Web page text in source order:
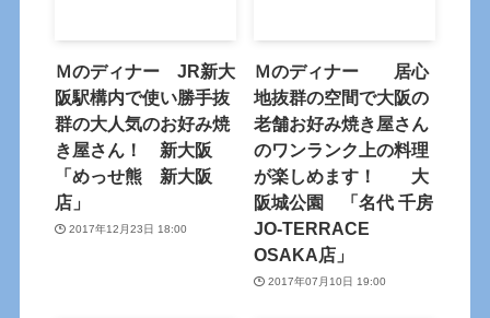
Ｍのディナー JR新大
阪駅構内で使い勝手抜
群の大人気のお好み焼
き屋さん！ 新大阪
「めっせ熊 新大阪
店」
2017年12月23日 18:00
Ｍのディナー 居心
地抜群の空間で大阪の
老舗お好み焼き屋さん
のワンランク上の料理
が楽しめます！ 大
阪城公園 「名代 千房
JO-TERRACE
OSAKA店」
2017年07月10日 19:00